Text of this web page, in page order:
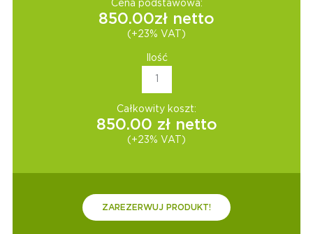
Cena podstawowa:
850.00zł netto
(+23% VAT)
Ilość
Całkowity koszt:
850.00 zł netto
(+23% VAT)
ZAREZERWUJ PRODUKT!